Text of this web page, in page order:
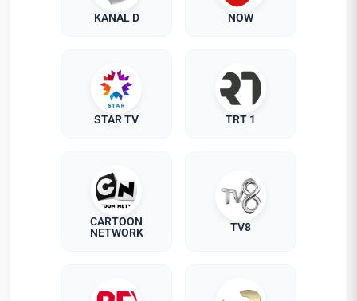
KANAL D NOW
STAR TV TRT 1
CARTOON
NETWORK
TV8